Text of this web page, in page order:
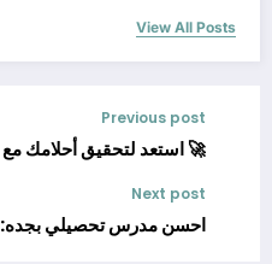
View All Posts
Previous post
🚀 استعد لتحقيق أحلامك
Next post
احسن مدرس تحصيلي بجده: